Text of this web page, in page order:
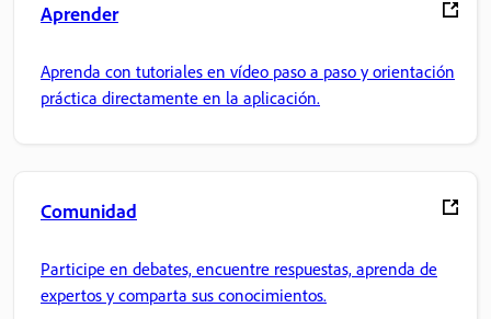
Aprender
Aprenda con tutoriales en vídeo paso a paso y orientación
práctica directamente en la aplicación.
Comunidad
Participe en debates, encuentre respuestas, aprenda de
expertos y comparta sus conocimientos.